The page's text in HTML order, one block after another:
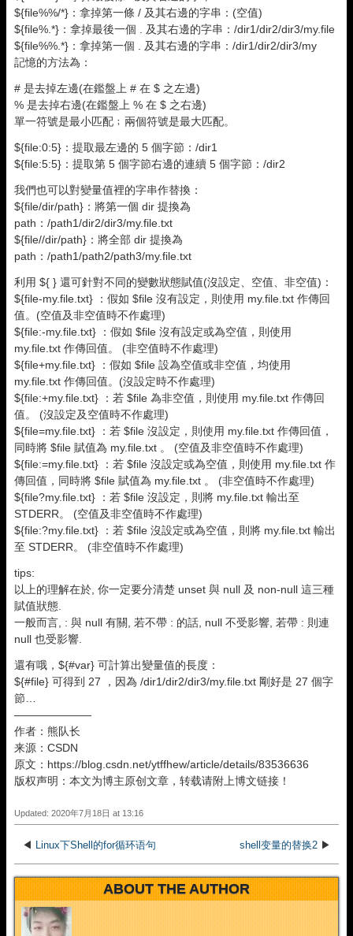
${file%%/*}：拿掉第一條 / 及其右邊的字串：(空值)
${file%.*}：拿掉最後一個 . 及其右邊的字串：/dir1/dir2/dir3/my.file
${file%%.*}：拿掉第一個 . 及其右邊的字串：/dir1/dir2/dir3/my
記憶的方法為：
# 是去掉左邊(在鑑盤上 # 在 $ 之左邊)
% 是去掉右邊(在鑑盤上 % 在 $ 之右邊)
單一符號是最小匹配﹔兩個符號是最大匹配。
${file:0:5}：提取最左邊的 5 個字節：/dir1
${file:5:5}：提取第 5 個字節右邊的連續 5 個字節：/dir2
我們也可以對變量值裡的字串作替換：
${file/dir/path}：將第一個 dir 提換為
path：/path1/dir2/dir3/my.file.txt
${file//dir/path}：將全部 dir 提換為
path：/path1/path2/path3/my.file.txt
利用 ${ } 還可針對不同的變數狀態賦值(沒設定、空值、非空值)：
${file-my.file.txt} ：假如 $file 沒有設定，則使用 my.file.txt 作傳回
值。(空值及非空值時不作處理)
${file:-my.file.txt} ：假如 $file 沒有設定或為空值，則使用
my.file.txt 作傳回值。 (非空值時不作處理)
${file+my.file.txt} ：假如 $file 設為空值或非空值，均使用
my.file.txt 作傳回值。(沒設定時不作處理)
${file:+my.file.txt} ：若 $file 為非空值，則使用 my.file.txt 作傳回
值。 (沒設定及空值時不作處理)
${file=my.file.txt} ：若 $file 沒設定，則使用 my.file.txt 作傳回值，
同時將 $file 賦值為 my.file.txt 。 (空值及非空值時不作處理)
${file:=my.file.txt} ：若 $file 沒設定或為空值，則使用 my.file.txt 作
傳回值，同時將 $file 賦值為 my.file.txt 。 (非空值時不作處理)
${file?my.file.txt} ：若 $file 沒設定，則將 my.file.txt 輸出至
STDERR。 (空值及非空值時不作處理)
${file:?my.file.txt} ：若 $file 沒設定或為空值，則將 my.file.txt 輸出
至 STDERR。 (非空值時不作處理)
tips:
以上的理解在於, 你一定要分清楚 unset 與 null 及 non-null 這三種
賦值狀態.
一般而言, : 與 null 有關, 若不帶 : 的話, null 不受影響, 若帶 : 則連
null 也受影響.
還有哦，${#var} 可計算出變量值的長度：
${#file} 可得到 27 ，因為 /dir1/dir2/dir3/my.file.txt 剛好是 27 個字
節…
———————
作者：熊队长
来源：CSDN
原文：https://blog.csdn.net/ytffhew/article/details/83536636
版权声明：本文为博主原创文章，转载请附上博文链接！
Updated: 2020年7月18日 at 13:16
◀ Linux下Shell的for循环语句 shell变量的替换2 ▶
ABOUT THE AUTHOR